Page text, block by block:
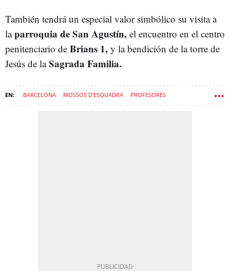
También tendrá un especial valor simbólico su visita a
laparroquia de San Agustín, el encuentro en el centro
penitenciario de Brians 1, y la bendición de la torre de
Jesús de laSagrada Familia.
BARCELONA MOSSOS D'ESQUADRA PROFESORES